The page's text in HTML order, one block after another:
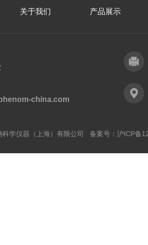
关于我们 产品展示
china.com
学仪器（上海）有限公司 备案号： 沪ICP备